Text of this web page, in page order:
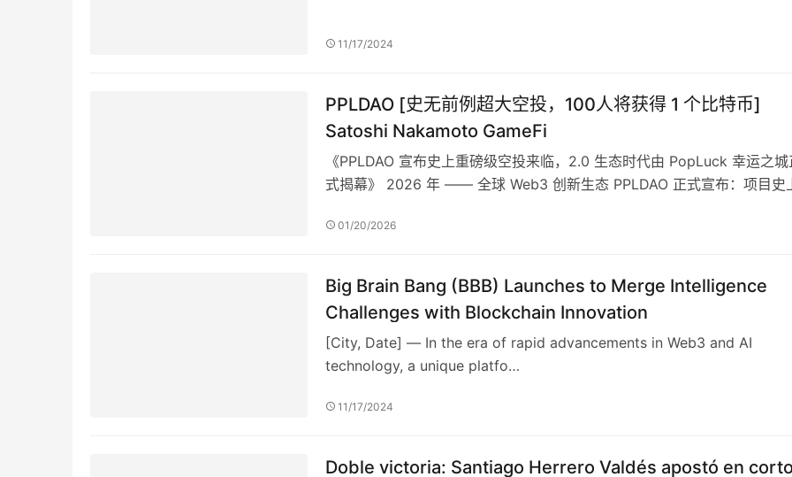
11/17/2024
PPLDAO [史无前例超大空投，100人将获得 1 个比特币]
Satoshi Nakamoto GameFi
《PPLDAO 宣布史上重磅级空投来临，2.0 生态时代由 PopLuck 幸运之城
式揭幕》 2026 年 —— 全球 Web3 创新生态 PPLDAO 正式宣布：项目史
01/20/2026
Big Brain Bang (BBB) Launches to Merge Intelligence
Challenges with Blockchain Innovation
[City, Date] — In the era of rapid advancements in Web3 and AI
technology, a unique platfo…
11/17/2024
Doble victoria: Santiago Herrero Valdés apostó en